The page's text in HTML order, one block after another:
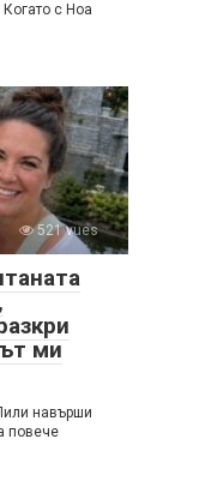
с Ноа
521 vues
ми
навърши
повече